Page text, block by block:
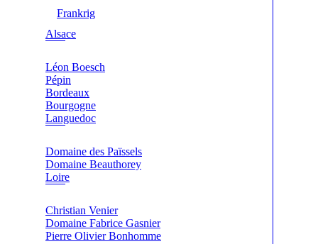
Frankrig
Alsace
Léon Boesch
Pépin
Bordeaux
Bourgogne
Languedoc
Domaine des Païssels
Domaine Beauthorey
Loire
Christian Venier
Domaine Fabrice Gasnier
Pierre Olivier Bonhomme